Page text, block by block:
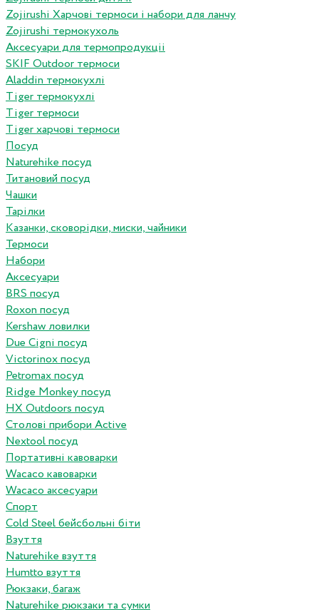
Zojirushi Харчові термоси і набори для ланчу
Zojirushi термокухоль
Аксесуари для термопродукціі
SKIF Outdoor термоси
Aladdin термокухлі
Tiger термокухлі
Tiger термоси
Tiger харчові термоси
Посуд
Naturehike посуд
Титановий посуд
Чашки
Тарілки
Казанки, сковорідки, миски, чайники
Термоси
Набори
Аксесуари
BRS посуд
Roxon посуд
Kershaw ловилки
Due Cigni посуд
Victorinox посуд
Petromax посуд
Ridge Monkey посуд
HX Outdoors посуд
Столові прибори Active
Nextool посуд
Портативні кавоварки
Wacaco кавоварки
Wacaco аксесуари
Спорт
Cold Steel бейсбольні біти
Взуття
Naturehike взуття
Humtto взуття
Рюкзаки, багаж
Naturehike рюкзаки та сумки